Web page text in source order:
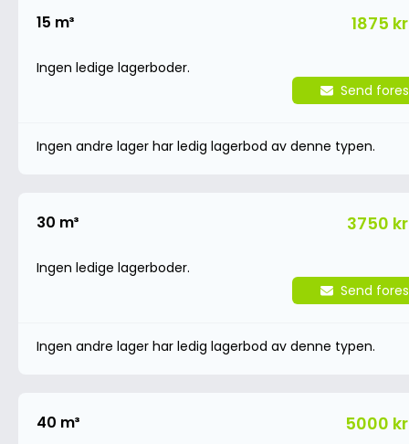
15 m³ 1875 kr
Ingen ledige lagerboder.
Send
Ingen andre lager har ledig lagerbod av denne typen.
30 m³ 3750 kr
Ingen ledige lagerboder.
Send
Ingen andre lager har ledig lagerbod av denne typen.
40 m³ 5000 kr